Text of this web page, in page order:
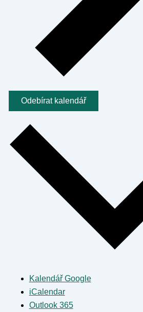
Odebírat kalendář
Kalendář Google
iCalendar
Outlook 365